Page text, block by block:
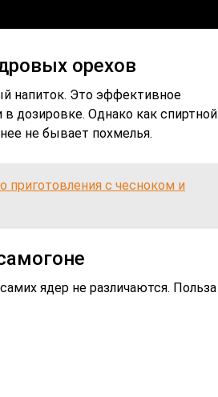
орехов
напиток. Это эффективное
дозировке. Однако как спиртной
не бывает похмелья.
с чесноком и
ядер не различаются. Польза